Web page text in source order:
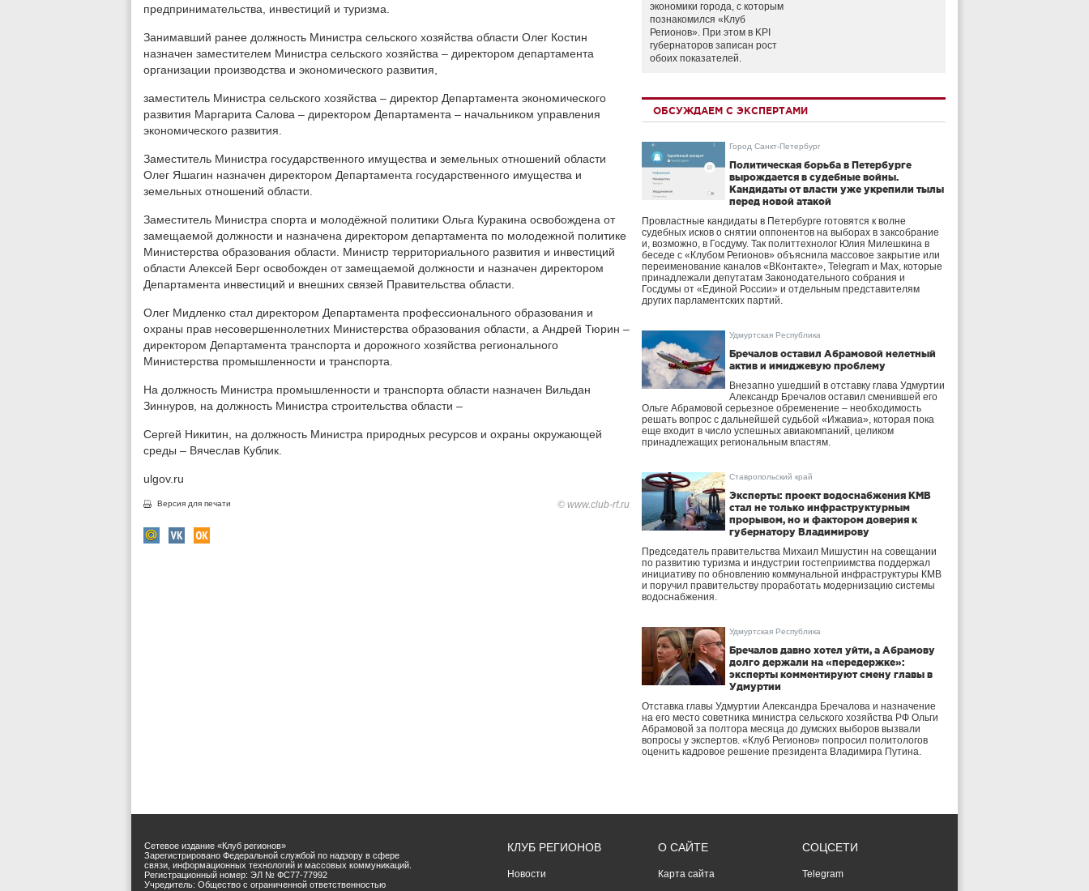
предпринимательства, инвестиций и туризма.
Занимавший ранее должность Министра сельского хозяйства области Олег Костин
назначен заместителем Министра сельского хозяйства – директором департамента
организации производства и экономического развития,
заместитель Министра сельского хозяйства – директор Департамента экономического
развития Маргарита Салова – директором Департамента – начальником управления
экономического развития.
Заместитель Министра государственного имущества и земельных отношений области
Олег Яшагин назначен директором Департамента государственного имущества и
земельных отношений области.
Заместитель Министра спорта и молодёжной политики Ольга Куракина освобождена от
замещаемой должности и назначена директором департамента по молодежной политике
Министерства образования области. Министр территориального развития и инвестиций
области Алексей Берг освобожден от замещаемой должности и назначен директором
Департамента инвестиций и внешних связей Правительства области.
Олег Мидленко стал директором Департамента профессионального образования и
охраны прав несовершеннолетних Министерства образования области, а Андрей Тюрин –
директором Департамента транспорта и дорожного хозяйства регионального
Министерства промышленности и транспорта.
На должность Министра промышленности и транспорта области назначен Вильдан
Зиннуров, на должность Министра строительства области –
Сергей Никитин, на должность Министра природных ресурсов и охраны окружающей
среды – Вячеслав Кублик.
ulgov.ru
Версия для печати © www.club-rf.ru
экономики города, с которым
познакомился «Клуб
Регионов». При этом в KPI
губернаторов записан рост
обоих показателей.
ОБСУЖДАЕМ С ЭКСПЕРТАМИ
Город Санкт-Петербург
Политическая борьба в Петербурге
вырождается в судебные войны.
Кандидаты от власти уже укрепили тылы
перед новой атакой
Провластные кандидаты в Петербурге готовятся к волне
судебных исков о снятии оппонентов на выборах в заксобрание
и, возможно, в Госдуму. Так политтехнолог Юлия Милешкина в
беседе с «Клубом Регионов» объяснила массовое закрытие или
переименование каналов «ВКонтакте», Telegram и Max, которые
принадлежали депутатам Законодательного собрания и
Госдумы от «Единой России» и отдельным представителям
других парламентских партий.
Удмуртская Республика
Бречалов оставил Абрамовой нелетный
актив и имиджевую проблему
Внезапно ушедший в отставку глава Удмуртии
Александр Бречалов оставил сменившей его
Ольге Абрамовой серьезное обременение – необходимость
решать вопрос с дальнейшей судьбой «Ижавиа», которая пока
еще входит в число успешных авиакомпаний, целиком
принадлежащих региональным властям.
Ставропольский край
Эксперты: проект водоснабжения КМВ
стал не только инфраструктурным
прорывом, но и фактором доверия к
губернатору Владимирову
Председатель правительства Михаил Мишустин на совещании
по развитию туризма и индустрии гостеприимства поддержал
инициативу по обновлению коммунальной инфраструктуры КМВ
и поручил правительству проработать модернизацию системы
водоснабжения.
Удмуртская Республика
Бречалов давно хотел уйти, а Абрамову
долго держали на «передержке»:
эксперты комментируют смену главы в
Удмуртии
Отставка главы Удмуртии Александра Бречалова и назначение
на его место советника министра сельского хозяйства РФ Ольги
Абрамовой за полтора месяца до думских выборов вызвали
вопросы у экспертов. «Клуб Регионов» попросил политологов
оценить кадровое решение президента Владимира Путина.
Сетевое издание «Клуб регионов»
Зарегистрировано Федеральной службой по надзору в сфере
связи, информационных технологий и массовых коммуникаций.
Регистрационный номер: ЭЛ № ФС77-77992
Учредитель: Общество с ограниченной ответственностью
КЛУБ РЕГИОНОВ
Новости
О САЙТЕ
Карта сайта
СОЦСЕТИ
Telegram